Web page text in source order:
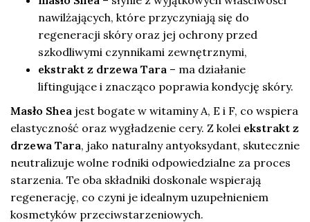
nawilżających, które przyczyniają się do
regeneracji skóry oraz jej ochrony przed
szkodliwymi czynnikami zewnętrznymi,
ekstrakt z drzewa Tara – ma działanie
liftingujące i znacząco poprawia kondycję skóry.
Masło Shea jest bogate w witaminy A, E i F, co wspiera
elastyczność oraz wygładzenie cery. Z kolei ekstrakt z
drzewa Tara, jako naturalny antyoksydant, skutecznie
neutralizuje wolne rodniki odpowiedzialne za proces
starzenia. Te oba składniki doskonale wspierają
regenerację, co czyni je idealnym uzupełnieniem
kosmetyków przeciwstarzeniowych.